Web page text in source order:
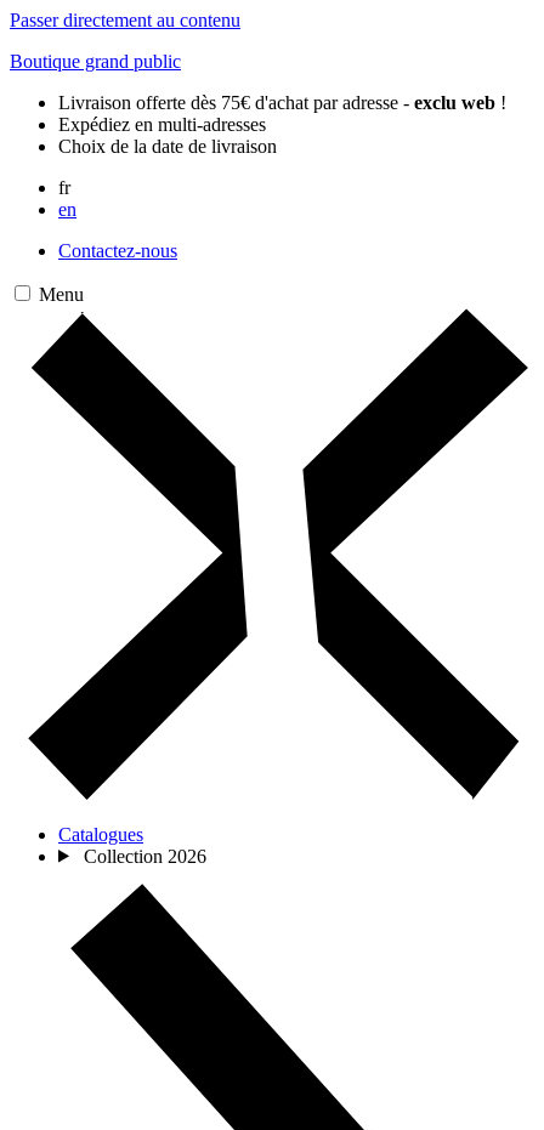
Passer directement au contenu
Boutique grand public
Livraison offerte dès 75€ d'achat par adresse - exclu web !
Expédiez en multi-adresses
Choix de la date de livraison
fr
en
Contactez-nous
Menu
Catalogues
Collection 2026